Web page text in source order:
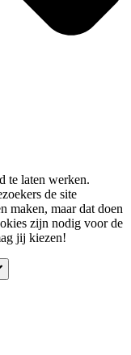
te laten werken.
de site
maken, maar dat doen
zijn nodig voor de
jij kiezen!